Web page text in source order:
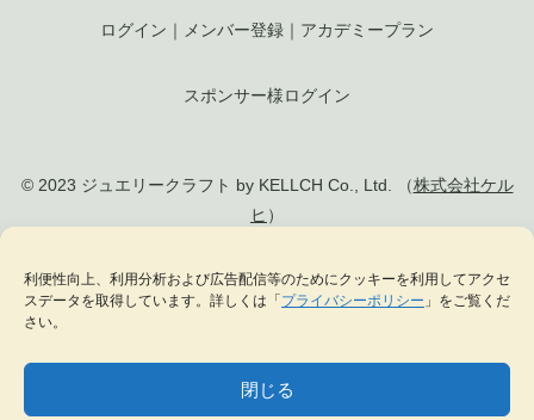
利便性向上、利用分析および広告配信等のためにクッキーを利用してアクセ
スデータを取得しています。詳しくは「 プライバシーポリシー 」をご覧くだ
さい。
閉じる
ログイン ｜ メンバー登録 ｜ アカデミープラン
スポンサー様ログイン
© 2023 ジュエリークラフト by KELLCH Co., Ltd. （株式会社ケル
ヒ ）
私達は、地方創生SDGs官民連携プラットフォームに加盟しています
私達は、（一社）日本ジュエリー協会 の正会員として日本のジュエリー文化の発